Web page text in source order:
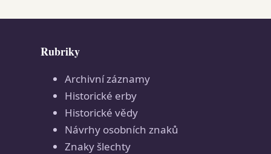
Rubriky
Archivní záznamy
Historické erby
Historické vědy
Návrhy osobních znaků
Znaky šlechty